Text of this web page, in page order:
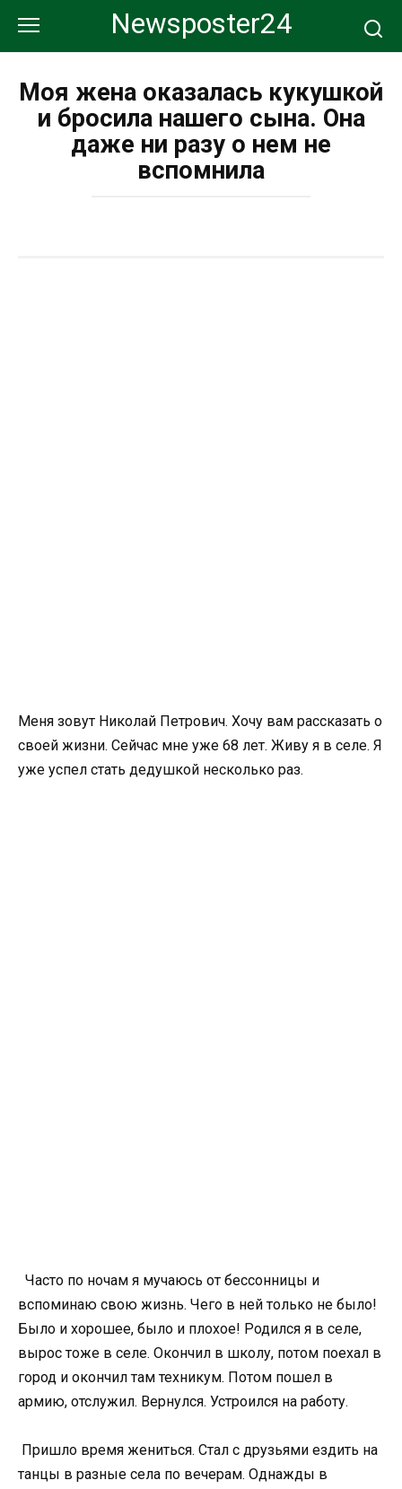
контенту
Newsposter24
Моя жена оказалась кукушкой
и бросила нашего сына. Она
даже ни разу о нем не
вспомнила
Меня зовут Николай Петрович. Хочу вам рассказать о
своей жизни. Сейчас мне уже 68 лет. Живу я в селе. Я
уже успел стать дедушкой несколько раз.
Часто по ночам я мучаюсь от бессонницы и
вспоминаю свою жизнь. Чего в ней только не было!
Было и хорошее, было и плохое! Родился я в селе,
вырос тоже в селе. Окончил в школу, потом поехал в
город и окончил там техникум. Потом пошел в
армию, отслужил. Вернулся. Устроился на работу.
Пришло время жениться. Стал с друзьями ездить на
танцы в разные села по вечерам. Однажды в